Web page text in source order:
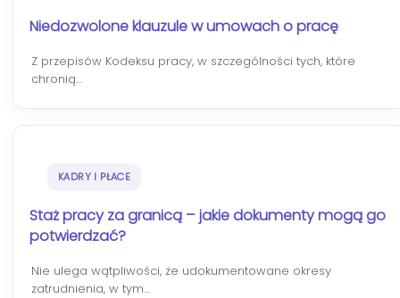
Niedozwolone klauzule w umowach o pracę
Z przepisów Kodeksu pracy, w szczególności tych, które
chronią…
KADRY I PŁACE
Staż pracy za granicą – jakie dokumenty mogą go
potwierdzać?
Nie ulega wątpliwości, że udokumentowane okresy
zatrudnienia, w tym…